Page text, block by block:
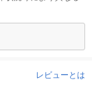
レビューとは